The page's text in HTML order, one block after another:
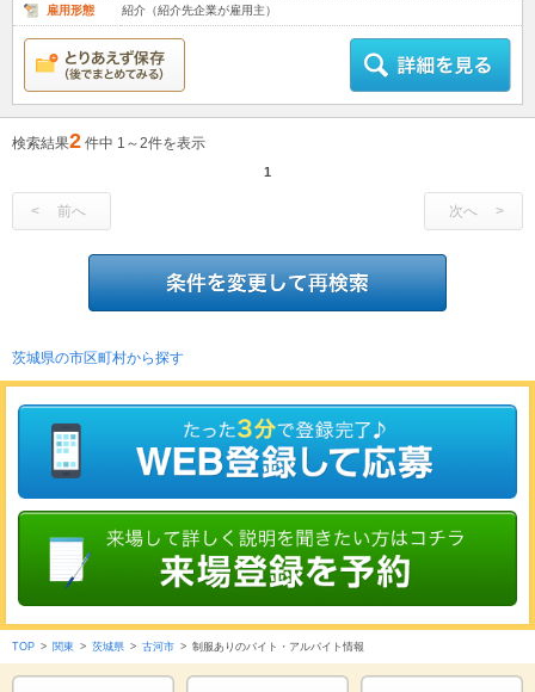
雇用形態 紹介（紹介先企業が雇用主）
検索結果2 件中 1～2件を表示
1
前へ 次へ
茨城県の市区町村から探す
TOP > 関東 > 茨城県 > 古河市 > 制服ありのバイト・アルバイト情報